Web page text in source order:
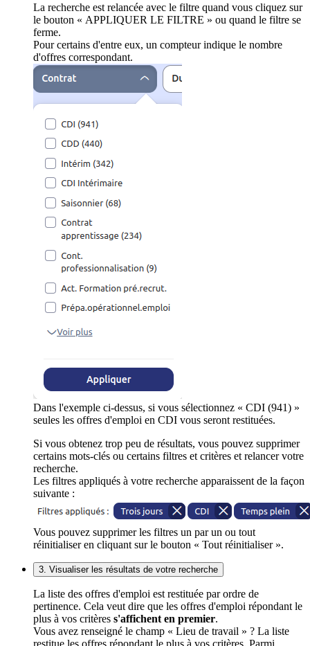
La recherche est relancée avec le filtre quand vous cliquez sur
le bouton « APPLIQUER LE FILTRE » ou quand le filtre se
ferme.
Pour certains d'entre eux, un compteur indique le nombre
d'offres correspondant.
Dans l'exemple ci-dessus, si vous sélectionnez « CDI (941) »
seules les offres d'emploi en CDI vous seront restituées.
Si vous obtenez trop peu de résultats, vous pouvez supprimer
certains mots-clés ou certains filtres et critères et relancer votre
recherche.
Les filtres appliqués à votre recherche apparaissent de la façon
suivante :
Vous pouvez supprimer les filtres un par un ou tout
réinitialiser en cliquant sur le bouton « Tout réinitialiser ».
3. Visualiser les résultats de votre recherche
La liste des offres d'emploi est restituée par ordre de
pertinence. Cela veut dire que les offres d'emploi répondant le
plus à vos critères s'affichent en premier.
Vous avez renseigné le champ « Lieu de travail » ? La liste
restitue les offres répondant le plus à vos critères. Parmi